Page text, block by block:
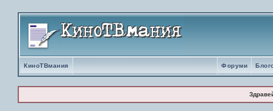
КиноТВмания Форуми